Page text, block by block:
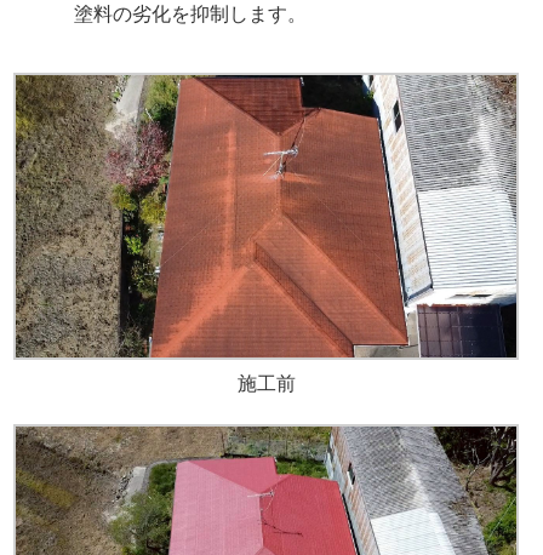
塗料の劣化を抑制します。
施工前